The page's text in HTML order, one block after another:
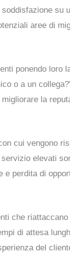
su
aree di
ponendo loro
o a un
la
cui vengono
elevati
e perdita di
che
di attesa
del